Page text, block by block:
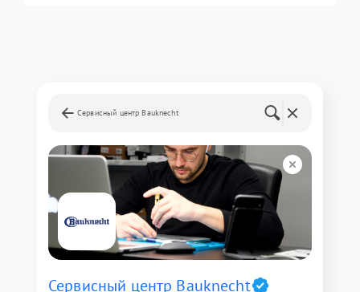
Сервисный центр Bauknecht
Сервисный центр Bauknecht